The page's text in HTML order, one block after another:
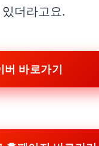
더라고요.
버 바로가기